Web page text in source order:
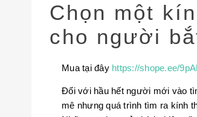
Chọn một
cho người
Mua tại đây https://shope.ee/
Đối với hầu hết người mới vào
mê nhưng quá trình tìm ra kính